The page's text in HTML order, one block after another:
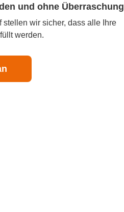
und ohne Überraschung
stellen wir sicher, dass alle Ihre
werden.